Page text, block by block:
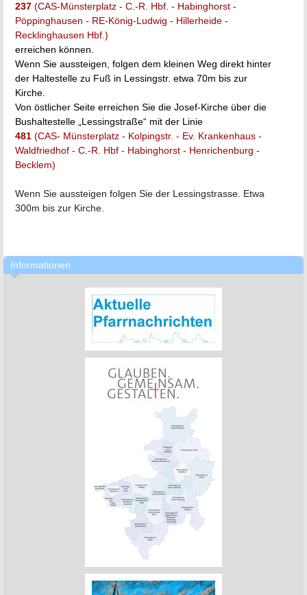
237 (CAS-Münsterplatz - C.-R. Hbf. - Habinghorst -
Pöppinghausen - RE-König-Ludwig - Hillerheide -
Recklinghausen Hbf.)
erreichen können.
Wenn Sie aussteigen, folgen dem kleinen Weg direkt hinter
der Haltestelle zu Fuß in Lessingstr. etwa 70m bis zur
Kirche.
Von östlicher Seite erreichen Sie die Josef-Kirche über die
Bushaltestelle „Lessingstraße“ mit der Linie
481 (CAS- Münsterplatz - Kolpingstr. - Ev. Krankenhaus -
Waldfriedhof - C.-R. Hbf - Habinghorst - Henrichenburg -
Becklem)
Wenn Sie aussteigen folgen Sie der Lessingstrasse. Etwa
300m bis zur Kirche.
Informationen